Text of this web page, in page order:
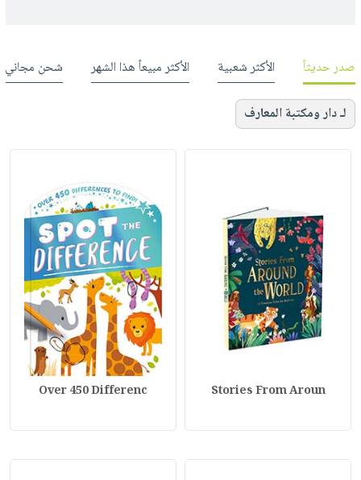
صدر حديثاً الأكثر شعبية الأكثر مبيعاً هذا الشهر شحن مجاني
لـ دار ومكتبة المعارف
Stories From Aroun
Over 450 Differenc